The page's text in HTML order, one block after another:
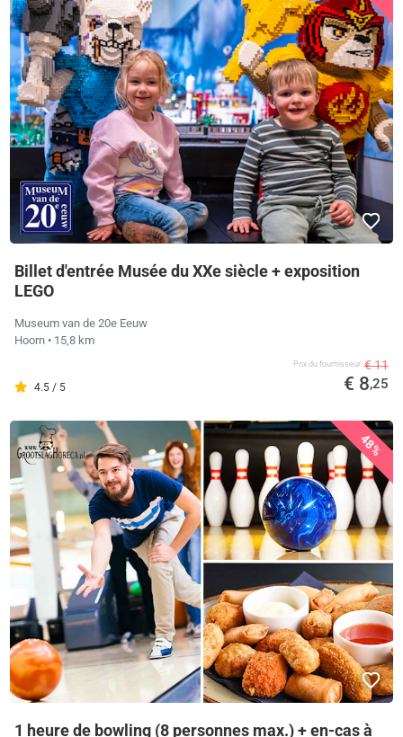
Billet d'entrée Musée du XXe siècle + exposition
LEGO
Museum van de 20e Eeuw
Hoorn • 15,8 km
4.5 / 5
Prix ​​du fournisseur € 11
€ 8,25
48%
1 heure de bowling (8 personnes max.) + en-cas à